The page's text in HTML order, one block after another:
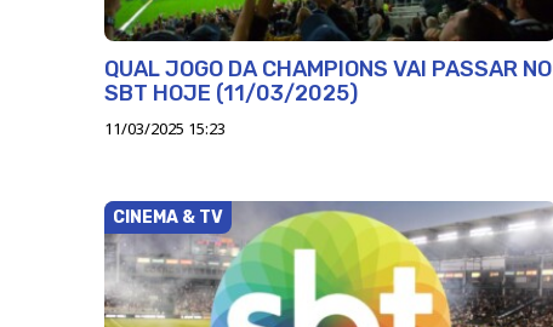
QUAL JOGO DA CHAMPIONS VAI PASSAR NO
SBT HOJE (11/03/2025)
11/03/2025 15:23
CINEMA & TV